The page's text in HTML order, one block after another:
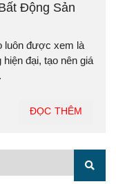
Động Sản
luôn được xem là
đại, tạo nên giá
ĐỌC THÊM